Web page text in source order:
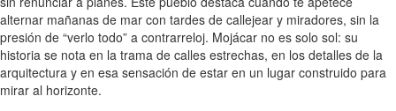
alternar mañanas de mar con tardes de callejear y miradores, sin la
presión de “verlo todo” a contrarreloj. Mojácar no es solo sol: su
historia se nota en la trama de calles estrechas, en los detalles de la
arquitectura y en esa sensación de estar en un lugar construido para
mirar al horizonte.